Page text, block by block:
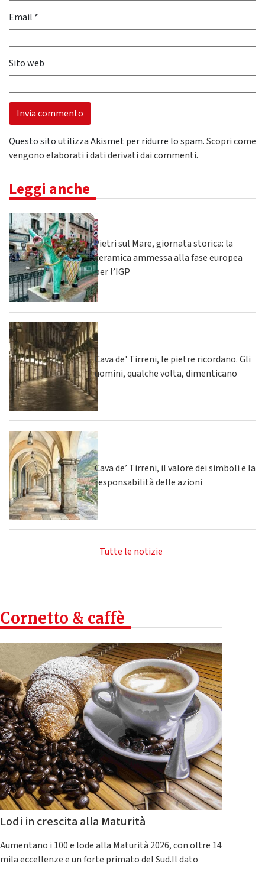
Email *
Sito web
Questo sito utilizza Akismet per ridurre lo spam.Scopri come
vengono elaborati i dati derivati dai commenti.
Leggi anche
Vietri sul Mare, giornata storica: la
ceramica ammessa alla fase europea
per l’IGP
Cava de' Tirreni, le pietre ricordano. Gli
uomini, qualche volta, dimenticano
Cava de’ Tirreni, il valore dei simboli e la
responsabilità delle azioni
Tutte le notizie
Cornetto & caffè
Lodi in crescita alla Maturità
Aumentano i 100 e lode alla Maturità 2026, con oltre 14
mila eccellenze e un forte primato del Sud.Il dato